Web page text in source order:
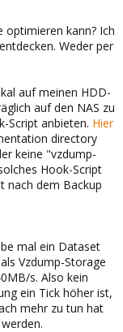
optimieren kann? Ich
Weder per
auf meinen HDD-
auf den NAS zu
Script anbieten. Hier
directory
keine "vzdump-
Hook-Script
nach dem Backup
mal ein Dataset
Vzdump-Storage
s. Also kein
ein Tick höher ist,
mehr zu tun hat